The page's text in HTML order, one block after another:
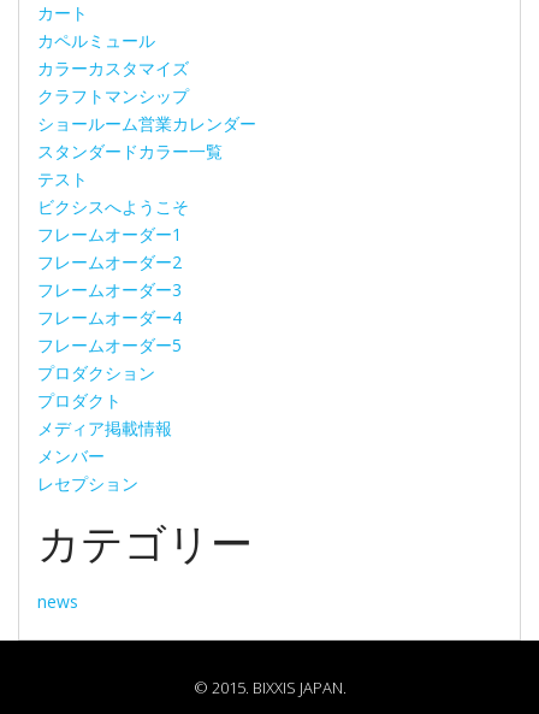
カート
カペルミュール
カラーカスタマイズ
クラフトマンシップ
ショールーム営業カレンダー
スタンダードカラー一覧
テスト
ビクシスへようこそ
フレームオーダー1
フレームオーダー2
フレームオーダー3
フレームオーダー4
フレームオーダー5
プロダクション
プロダクト
メディア掲載情報
メンバー
レセプション
カテゴリー
news
© 2015. BIXXIS JAPAN.